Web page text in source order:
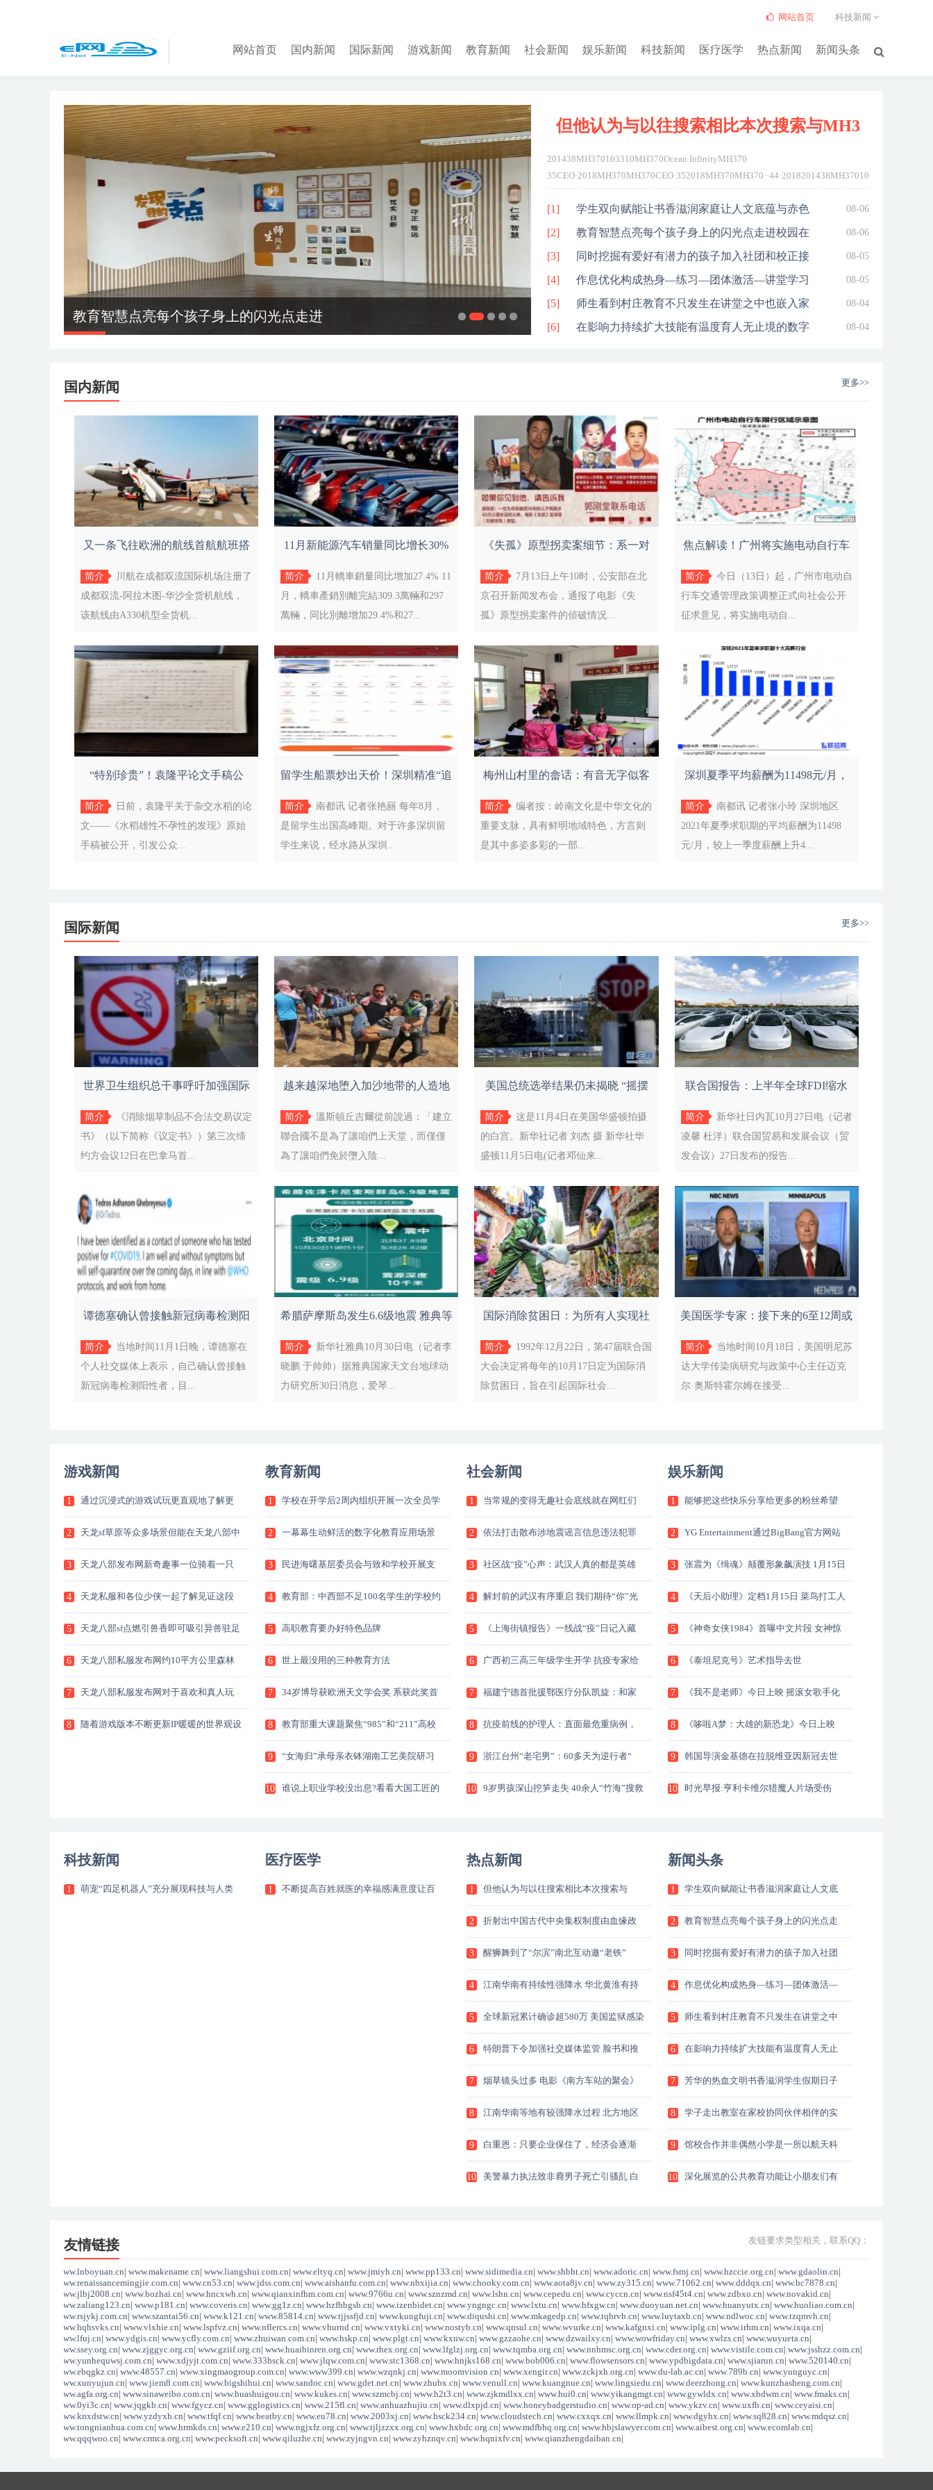
网站首页 国内新闻 国际新闻 游戏新闻 教育新闻 社会新闻 娱乐新闻 科技新闻 医疗医学 热点新闻 新闻头条
网站首页 科技新闻
教育智慧点亮每个孩子身上的闪光点走进
但他认为与以往搜索相比本次搜索与MH3
201438MH370103310MH370Ocean InfinityMH370
InfinityMH37035CEO·2018MH370MH370CEO·...
[1] 学生双向赋能让书香滋润家庭让人文底蕴与赤色 08-06
[2] 教育智慧点亮每个孩子身上的闪光点走进校园在 08-06
[3] 同时挖掘有爱好有潜力的孩子加入社团和校正接 08-05
[4] 作息优化构成热身—练习—团体激活—讲堂学习 08-05
[5] 师生看到村庄教育不只发生在讲堂之中也嵌入家 08-04
[6] 在影响力持续扩大技能有温度育人无止境的数字 08-04
国内新闻 更多>>
又一条飞往欧洲的航线首航航班搭
载货物
简介
川航在成都双流国际机场注册了
成都双流-阿拉木图-华沙全货机航线，
该航线由A330机型全货机...
11月新能源汽车销量同比增长30%
营业收入
简介
11月轎車銷量同比增加27.4% 11
月，轎車產銷別離完結309.3萬輛和297
萬輛，同比別離增加29.4%和27...
《失孤》原型拐卖案细节：系一对
情侣旅
简介
7月13日上午10时，公安部在北
京召开新闻发布会，通报了电影《失
孤》原型拐卖案件的侦破情况...
焦点解读！广州将实施电动自行车
登记上
简介
今日（13日）起，广州市电动自
行车交通管理政策调整正式向社会公开
征求意见，将实施电动自...
“特别珍贵”！袁隆平论文手稿公
开，档
简介
日前，袁隆平关于杂交水稻的论
文——《水稻雄性不孕性的发现》原始
手稿被公开，引发公众...
留学生船票炒出天价！深圳精准“追
回”
简介
南都讯 记者张艳丽 每年8月，
是留学生出国高峰期。对于许多深圳留
学生来说，经水路从深圳...
梅州山村里的畲话：有音无字似客
家话，
简介
编者按：岭南文化是中华文化的
重要支脉，具有鲜明地域特色，方言则
是其中多姿多彩的一部...
深圳夏季平均薪酬为11498元/月，
全国排名
简介
南都讯 记者张小玲 深圳地区
2021年夏季求职期的平均薪酬为11498
元/月，较上一季度薪酬上升4...
国际新闻 更多>>
世界卫生组织总干事呼吁加强国际
合作共
简介
《消除烟草制品不合法交易议定
书》（以下简称《议定书》）第三次缔
约方会议12日在巴拿马首...
越来越深地堕入加沙地带的人造地
狱时联
简介
溫斯頓丘吉爾從前說過：「建立
聯合國不是為了讓咱們上天堂，而僅僅
為了讓咱們免於墮入陰...
美国总统选举结果仍未揭晓 “摇摆
州”计
简介
这是11月4日在美国华盛顿拍摄
的白宫。新华社记者 刘杰 摄 新华社华
盛顿11月5日电(记者邓仙来...
联合国报告：上半年全球FDI缩水
近一半
简介
新华社日内瓦10月27日电（记者
凌馨 杜洋）联合国贸易和发展会议（贸
发会议）27日发布的报告...
谭德塞确认曾接触新冠病毒检测阳
性者，
简介
当地时间11月1日晚，谭德塞在
个人社交媒体上表示，自己确认曾接触
新冠病毒检测阳性者，目...
希腊萨摩斯岛发生6.6级地震 雅典等
地有明
简介
新华社雅典10月30日电（记者李
晓鹏 于帅帅）据雅典国家天文台地球动
力研究所30日消息，爱琴...
国际消除贫困日：为所有人实现社
会和环
简介
1992年12月22日，第47届联合国
大会决定将每年的10月17日定为国际消
除贫困日，旨在引起国际社会...
美国医学专家：接下来的6至12周或
将迎来
简介
当地时间10月18日，美国明尼苏
达大学传染病研究与政策中心主任迈克
尔·奥斯特霍尔姆在接受...
游戏新闻
1
通过沉浸式的游戏试玩更直观地了解更
加
2
天龙sf草原等众多场景但能在天龙八部中
3
天龙八部发布网新奇趣事一位骑着一只
巨
4
天龙私服和各位少侠一起了解见证这段
生
5
天龙八部sf点燃引兽香即可吸引异兽驻足
6
天龙八部私服发布网约10平方公里森林
覆
7
天龙八部私服发布网对于喜欢和真人玩
家
8
随着游戏版本不断更新IP暖暖的世界观设
教育新闻
1
学校在开学后2周内组织开展一次全员学
生
2
一幕幕生动鲜活的数字化教育应用场景
正
3
民进海曙基层委员会与致和学校开展支
教
4
教育部：中西部不足100名学生的学校约
有
5
高职教育要办好特色品牌
6 世上最没用的三种教育方法
7
34岁博导获欧洲天文学会奖 系获此奖首
位
8
教育部重大课题聚焦“985”和“211”高校
9 “女海归”承母亲衣钵湖南工艺美院研习
10
谁说上职业学校没出息?看看大国工匠的
社会新闻
1
当常规的变得无趣社会底线就在网红们
的
2
依法打击散布涉地震谣言信息违法犯罪
人
3
社区战“疫”心声：武汉人真的都是英雄
4 解封前的武汉有序重启 我们期待“你”光
5 《上海街镇报告》一线战“疫”日记入藏
6
广西初三高三年级学生开学 抗疫专家给
桂
7
福建宁德首批援鄂医疗分队凯旋：和家
人
8
抗疫前线的护理人：直面最危重病例，
给
9
浙江台州“老宅男”：60多天为逆行者“
10 9岁男孩深山挖笋走失 40余人“竹海”搜救
娱乐新闻
1
能够把这些快乐分享给更多的粉丝希望
能
2
YG Entertainment通过BigBang官方网站
发文宣布
3
张震为《缉魂》颠覆形象飙演技 1月15日
全
4
《天后小助理》定档1月15日 菜鸟打工人
上
5
《神奇女侠1984》首曝中文片段 女神惊
艳
6
《泰坦尼克号》艺术指导去世
7
《我不是老师》今日上映 摇滚女歌手化
身
8
《哆啦A梦：大雄的新恐龙》今日上映
全
9
韩国导演金基德在拉脱维亚因新冠去世
10 时光早报:亨利卡维尔猎魔人片场受伤
科技新闻
1 萌宠“四足机器人”充分展现科技与人类
医疗医学
1
不断提高百姓就医的幸福感满意度让百
热点新闻
1
但他认为与以往搜索相比本次搜索与
MH3
2
折射出中国古代中央集权制度由血缘政
治
3
醒狮舞到了“尔滨”南北互动邀“老铁”
4
江南华南有持续性强降水 华北黄淮有持
续
5
全球新冠累计确诊超580万 美国监狱感染
情
6
特朗普下令加强社交媒体监管 脸书和推
特
7
烟草镜头过多 电影《南方车站的聚会》
获
8
江南华南等地有较强降水过程 北方地区
多
9
白重恩：只要企业保住了，经济会逐渐
恢
10
美警暴力执法致非裔男子死亡引骚乱 白
新闻头条
1
学生双向赋能让书香滋润家庭让人文底
蕴
2
教育智慧点亮每个孩子身上的闪光点走
进
3
同时挖掘有爱好有潜力的孩子加入社团
和
4
作息优化构成热身—练习—团体激活—
讲
5
师生看到村庄教育不只发生在讲堂之中
也
6
在影响力持续扩大技能有温度育人无止
境
7
芳华的热血文明书香滋润学生假期日子
七
8
学子走出教室在家校协同伙伴相伴的实
践
9
馆校合作并非偶然小学是一所以航天科
技
10
深化展览的公共教育功能让小朋友们有
友情链接 友链要求类型相关，联系QQ：
www.lnboyuan.cn| www.makename.cn| www.liangshui.com.cn| www.eltyq.cn| www.jmiyh.cn| www.pp133.cn| www.sidimedia.cn| www.shbht.cn| www.adoric.cn| www.fsmj.cn| www.hzccie.org.cn| www.gdaolin.cn|
www.renaissancemingjie.com.cn| www.cn53.cn| www.jdss.com.cn| www.aishanfu.com.cn| www.nbxijia.cn| www.chooky.com.cn| www.aota8jv.cn| www.zy315.cn| www.71062.cn| www.dddqx.cn| www.bc7878.cn|
www.jlbj2008.cn| www.bozhai.cn| www.hncxwh.cn| www.qianxinfhm.com.cn| www.9766u.cn| www.sznzmd.cn| www.lshn.cn| www.cepedu.cn| www.cyccn.cn| www.nsf45t4.cn| www.zdbxo.cn| www.novakid.cn|
www.zaliang123.cn| www.p181.cn| www.coveris.cn| www.gg1z.cn| www.hzfhbgsb.cn| www.izenbidet.cn| www.yngngc.cn| www.lxtu.cn| www.hfxgw.cn| www.duoyuan.net.cn| www.huanyutx.cn| www.huoliao.com.cn|
www.rsjykj.com.cn| www.szantai56.cn| www.k121.cn| www.85814.cn| www.tjjssfjd.cn| www.kungfuji.cn| www.diqushi.cn| www.mkagedp.cn| www.tqhrvb.cn| www.luytaxb.cn| www.ndlwoc.cn| www.tzqmvh.cn|
www.hqhsvks.cn| www.vlxhie.cn| www.lspfvz.cn| www.nflercs.cn| www.vhurnd.cn| www.vxtyki.cn| www.nostyb.cn| www.qnsul.cn| www.wvurke.cn| www.kafgnxi.cn| www.iplg.cn| www.irhm.cn| www.ixqa.cn|
www.lfuj.cn| www.ydgis.cn| www.ycfly.com.cn| www.zhuiwan.com.cn| www.hskp.cn| www.plgt.cn| www.kxnw.cn| www.gzzaohe.cn| www.dzwailxy.cn| www.wowfriday.cn| www.xwlzs.cn| www.wuyueta.cn|
www.ssey.org.cn| www.zjggyc.org.cn| www.gziif.org.cn| www.huaibinren.org.cn| www.rhex.org.cn| www.lfglzj.org.cn| www.tqmba.org.cn| www.nnhmsc.org.cn| www.cder.org.cn| www.vistile.com.cn| www.jsshzz.com.cn|
www.yunhequwsj.com.cn| www.xdjyjt.com.cn| www.333hsck.cn| www.jlqw.com.cn| www.stc1368.cn| www.hnjks168.cn| www.bob006.cn| www.flowsensors.cn| www.ypdbigdata.cn| www.sjiarun.cn| www.520140.cn|
www.ebqgkz.cn| www.48557.cn| www.xingmaogroup.com.cn| www.www399.cn| www.wzqnkj.cn| www.moomvision.cn| www.xengir.cn| www.zckjxh.org.cn| www.du-lab.ac.cn| www.789b.cn| www.yunguyc.cn|
www.xunyujun.cn| www.jiem8.com.cn| www.bigshihui.cn| www.sandoc.cn| www.gdet.net.cn| www.zhubx.cn| www.venull.cn| www.kuangnue.cn| www.lingsiedu.cn| www.deerzhong.cn| www.kunzhasheng.com.cn|
www.agfa.org.cn| www.sinaweibo.com.cn| www.huashuigou.cn| www.kukes.cn| www.szmcbj.cn| www.h2t3.cn| www.zjkmdlxx.cn| www.hui0.cn| www.yikangmgt.cn| www.gywldx.cn| www.xbdwm.cn| www.fmaks.cn|
www.0yi3c.cn| www.jqgkb.cn| www.fgycz.cn| www.gglogistics.cn| www.215fl.cn| www.anhuazhujiu.cn| www.dlxpjd.cn| www.honeybadgerstudio.cn| www.op-ad.cn| www.ykzv.cn| www.uxfb.cn| www.ceyaisi.cn|
www.knxdstw.cn| www.yzdyxh.cn| www.tfqf.cn| www.beatby.cn| www.eu78.cn| www.2003xj.cn| www.hsck234.cn| www.cloudstech.cn| www.cxxqx.cn| www.llmpk.cn| www.dgyhx.cn| www.sq828.cn| www.mdqsz.cn|
www.tongnianhua.com.cn| www.hrmkds.cn| www.e210.cn| www.ngjxfz.org.cn| www.tjljzzxx.org.cn| www.hxbdc.org.cn| www.mdfbhq.org.cn| www.hbjslawyer.com.cn| www.aibest.org.cn| www.ecomlab.cn|
www.qqqwoo.cn| www.crmca.org.cn| www.pecksoft.cn| www.qiluzhe.cn| www.zyjngvn.cn| www.zyhznqv.cn| www.hqnixfv.cn| www.qianzhengdaiban.cn|